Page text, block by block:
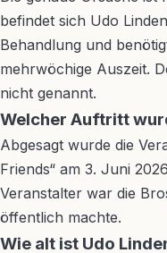
befindet sich Udo
Behandlung und
mehrwöchige Auszeit.
nicht genannt.
Welcher Auftritt
Abgesagt wurde die
Friends“ am 3. Juni
Veranstalter war die
öffentlich machte.
Wie alt ist Udo